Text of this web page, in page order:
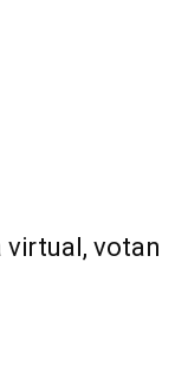
virtual, votan